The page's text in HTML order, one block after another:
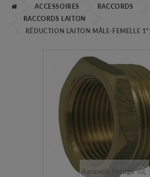
ACCESSOIRES
RACCORDS
RACCORDS LAITON
RÉDUCTION LAITON MÂLE-FEMELLE
Agrandir l'image